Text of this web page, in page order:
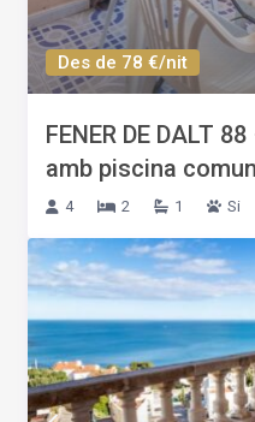
Des de 78 €/nit
FENER DE DALT
amb piscina
4 2 1 Si